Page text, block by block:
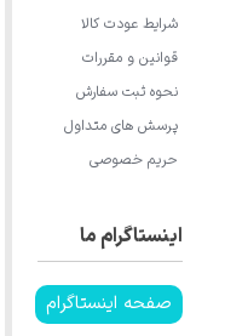
اینستاگرام ما
صفحه اینستاگرام
شرایط عودت کالا
قوانین و مقررات
نحوه ثبت سفارش
پرسش های متداول
حریم خصوصی